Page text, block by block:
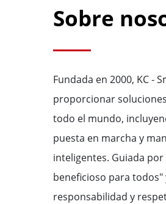
Sobre
Fundada en 2000, KC -
proporcionar
todo el mundo,
puesta en marcha y
inteligentes. Guiada
beneficioso para
responsabilidad y